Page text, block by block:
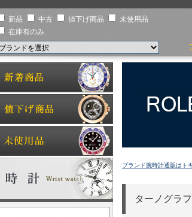
新品 中古 値下げ商品
未使用品
在庫有のみ
ブランド腕時計通販はト
ターノグラ